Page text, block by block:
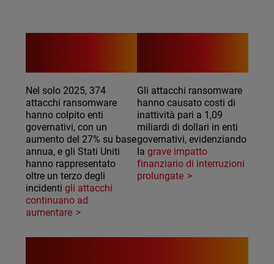
Nel solo 2025, 374
attacchi ransomware
hanno colpito enti
governativi, con un
aumento del 27% su base
annua, e gli Stati Uniti
hanno rappresentato
oltre un terzo degli
incidentigli attacchi
continuano ad
aumentare
Gli attacchi ransomware
hanno causato costi di
inattività pari a 1,09
miliardi di dollari in enti
governativi, evidenziando
lagrave impatto
finanziario di interruzioni
prolungate